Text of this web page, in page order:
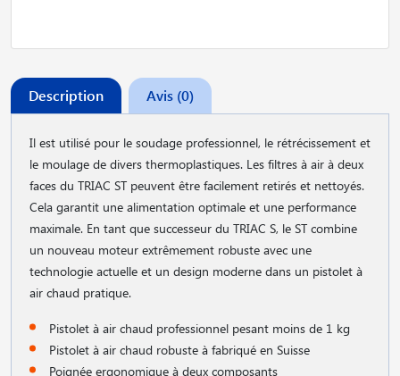
Description Avis (0)
Il est utilisé pour le soudage professionnel, le rétrécissement et
le moulage de divers thermoplastiques. Les filtres à air à deux
faces du TRIAC ST peuvent être facilement retirés et nettoyés.
Cela garantit une alimentation optimale et une performance
maximale. En tant que successeur du TRIAC S, le ST combine
un nouveau moteur extrêmement robuste avec une
technologie actuelle et un design moderne dans un pistolet à
air chaud pratique.
Pistolet à air chaud professionnel pesant moins de 1 kg
Pistolet à air chaud robuste à fabriqué en Suisse
Poignée ergonomique à deux composants